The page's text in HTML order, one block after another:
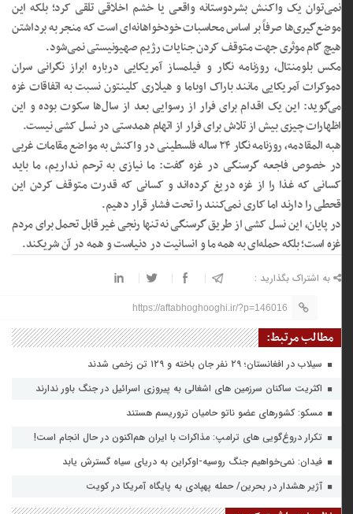
نمی‌توان یک واکنش بشردوستانه واقعی یا خشم اخلاقی تلقی کرد؛ بلکه این
موضع‌گیری‌ها صرفاً بر اساس محاسبات خودخواهانه‌ای است که منجر به برداشتن
هیچ گام موثری جهت متوقف کردن جنایات رژیم صهیونیستی نمی‌شود.
مکس بلومنتال، روزنامه نگار و فیلمساز آمریکایی درباره ابراز نگرانی سران
دموکرات آمریکایی مانند باراک اوباما و هیلاری کلینتون نسبت به اتفاقات غزه
می‌گوید: این یک اقدام برای فرار از رسوایی بعد از سال‌ها سکوت بوده و این
اظهارات چیزی بیش از تلاش برای فرار از اتهام همدستی در نسل کشی نیست.
هبه المقادمه، روزنامه نگار ۲۴ ساله فلسطینی در واکنش به مواضع مقامات غربی
در خصوص فاجعه گرسنگی در غزه گفت: ما نیازی به ترحم نداریم، ما باید
کسانی که غذا را از غزه دریغ کرده‌اند و کسانی که قدرت متوقف کردن این
قحطی را دارند اما کاری نمی‌کنند را تحت فشار قرار دهیم.
در پایان، این نسل کشی از طریق گرسنگی نه تنها رنجی غیر قابل تحمل برای مردم
غزه است؛ بلکه حمله‌ای به همه ما و انسانیت در دنیاست و همه در آن شریکند.
به اشتراک بگذارید :
https://aftabhoghooghi.ir/?p=146016
مطالب مرتبط:
سیلاب در افغانستان؛ ۲۹ نفر جان باخته و ۱۲۹ تن زخمی شدند
اکثریت ساکنان سرزمین های اشغالی به پیروزی اسرائیل در جنگ باور ندارند
مسکو: کشورهای عضو ناتو حامیان تروریسم هستند
تکرار دروغ‌گویی های ترامپ: مذاکرات با ایران هم‌اکنون در حال انجام است!
فیدان: نمی‌خواهیم جنگ روسیه-اوکراین به دریای سیاه گسترش یابد
آژیر هشدار در بحرین/ حمله پهپادی به پایگاه آمریکا در کویت